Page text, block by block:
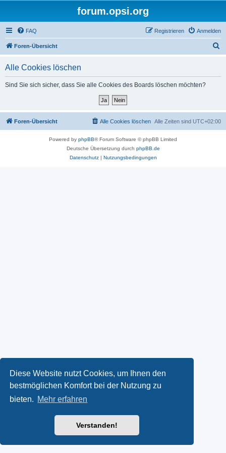
Diese Website nutzt Cookies, um Ihnen den
bestmöglichen Komfort bei der Nutzung zu
bieten. Mehr erfahren
Verstanden!
forum.opsi.org
FAQ Anmelden
Registrieren
Foren-Übersicht
Alle Cookies löschen
Sind Sie sich sicher, dass Sie alle Cookies des Boards löschen möchten?
Foren-Übersicht Alle Zeiten sind UTC+02:00
Alle Cookies löschen
Powered by phpBB® Forum Software © phpBB Limited
Deutsche Übersetzung durch phpBB.de
Datenschutz| Nutzungsbedingungen